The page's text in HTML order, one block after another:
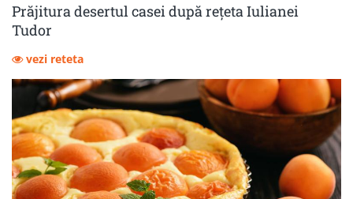
Prăjitura desertul casei după rețeta Iulianei
Tudor
vezi reteta